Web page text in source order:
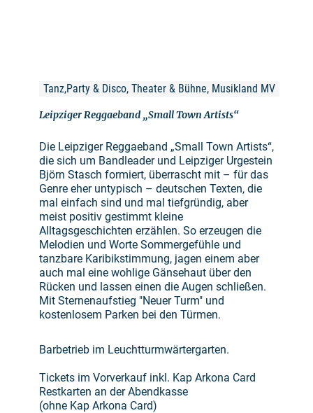
Tanz,Party & Disco, Theater & Bühne, Musikland MV
Leipziger Reggaeband „Small Town Artists“
Die Leipziger Reggaeband „Small Town Artists“,
die sich um Bandleader und Leipziger Urgestein
Björn Stasch formiert, überrascht mit – für das
Genre eher untypisch – deutschen Texten, die
mal einfach sind und mal tiefgründig, aber
meist positiv gestimmt kleine
Alltagsgeschichten erzählen. So erzeugen die
Melodien und Worte Sommergefühle und
tanzbare Karibikstimmung, jagen einem aber
auch mal eine wohlige Gänsehaut über den
Rücken und lassen einen die Augen schließen.
Mit Sternenaufstieg "Neuer Turm" und
kostenlosem Parken bei den Türmen.
Barbetrieb im Leuchtturmwärtergarten.
Tickets im Vorverkauf inkl. Kap Arkona Card
Restkarten an der Abendkasse
(ohne Kap Arkona Card)